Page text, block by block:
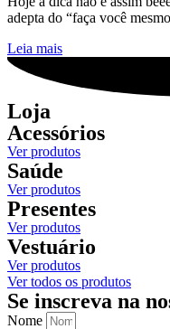
adepta do “faça você
Leia mais
Loja
Acessórios
Ver produtos
Saúde
Ver produtos
Presentes
Ver produtos
Vestuário
Ver produtos
Ver todos os produtos
Se inscreva na
Nome